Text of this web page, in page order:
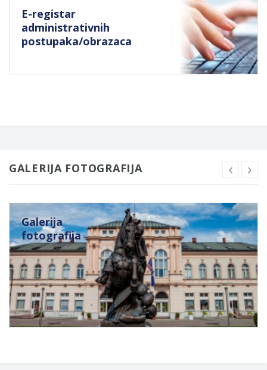
E-registar
administrativnih
postupaka/obrazaca
GALERIJA FOTOGRAFIJA
Galerija
fotografija